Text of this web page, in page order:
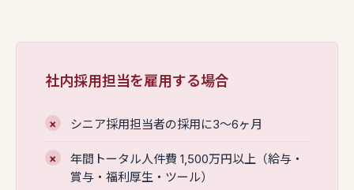
社内採用担当を雇用する場合
シニア採用担当者の採用に3〜6ヶ月
年間トータル人件費 1,500万円以上（給与・
賞与・福利厚生・ツール）